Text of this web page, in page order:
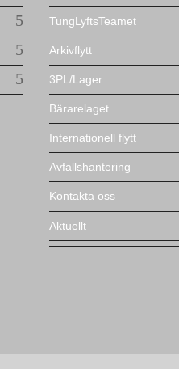
TungLyftsTeamet
Arkivflytt
3PL/Lager
Bärarelaget
Internationell flytt
Avfallshantering
Kontakta oss
Aktuellt